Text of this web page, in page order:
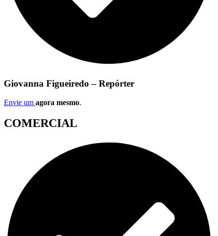
Giovanna Figueiredo – Repórter
Envie um agora mesmo.
COMERCIAL